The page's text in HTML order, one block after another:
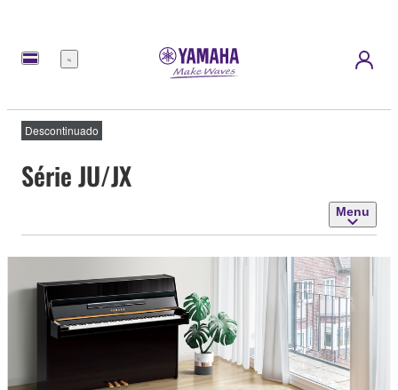
Menu
Descontinuado
Série JU/JX
Menu